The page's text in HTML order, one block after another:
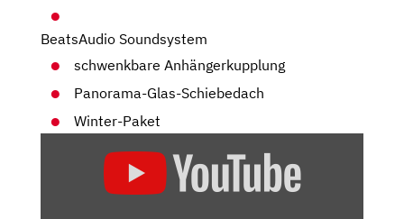
BeatsAudio Soundsystem
schwenkbare Anhängerkupplung
Panorama-Glas-Schiebedach
Winter-Paket
TARRACO: